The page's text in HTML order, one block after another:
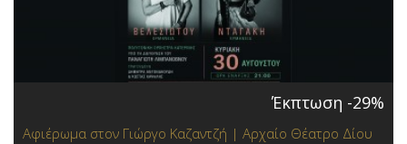
Έκπτωση -29%
Αφιέρωμα στον Γιώργο Καζαντζή | Αρχαίο Θέατρο Δίου